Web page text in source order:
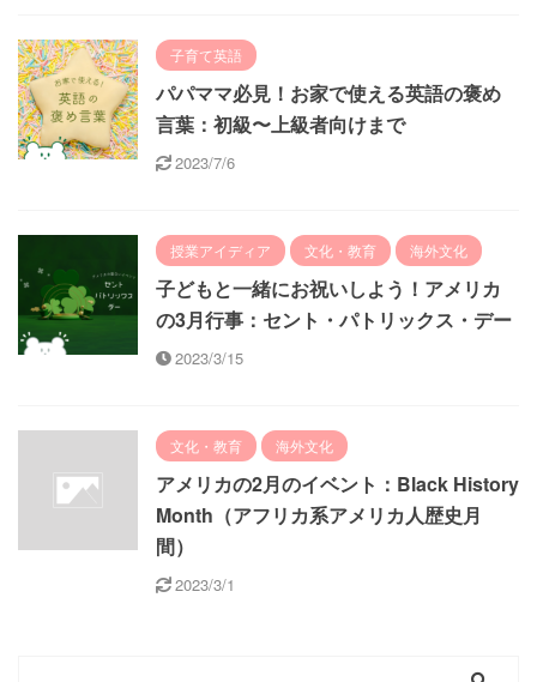
子育て英語
パパママ必見！お家で使える英語の褒め
言葉：初級〜上級者向けまで
2023/7/6
授業アイディア 文化・教育 海外文化
子どもと一緒にお祝いしよう！アメリカ
の3月行事：セント・パトリックス・デー
2023/3/15
文化・教育 海外文化
アメリカの2月のイベント：Black History
Month（アフリカ系アメリカ人歴史月
間）
2023/3/1